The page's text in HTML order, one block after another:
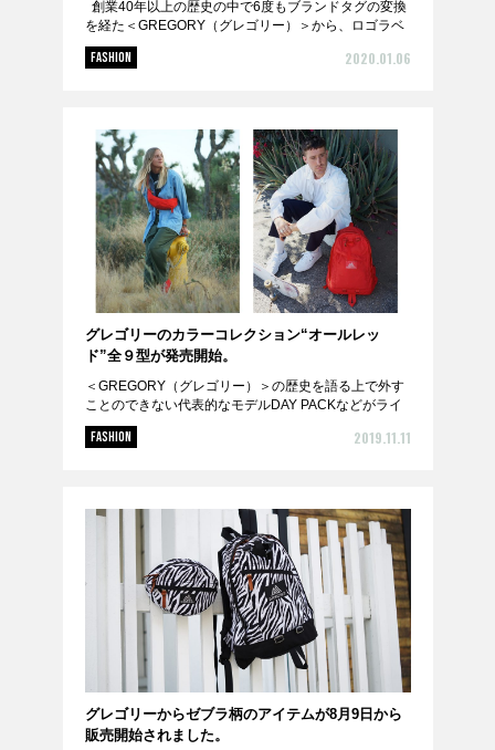
創業40年以上の歴史の中で6度もブランドタグの変換
を経た＜GREGORY（グレゴリー）＞から、ロゴラベ
ルのサイズが過去最大になった「クラシックボール
ド」コレクションが1月1日より直営店並...
FASHION 2020.01.06
グレゴリーのカラーコレクション“オールレッ
ド”全９型が発売開始。
＜GREGORY（グレゴリー）＞の歴史を語る上で外す
ことのできない代表的なモデルDAY PACKなどがライ
ンナップするクラシックシリーズより、ボディ、ジッ
パー、バックル、そしてロゴラベルまで、全て統一...
FASHION 2019.11.11
グレゴリーからゼブラ柄のアイテムが8月9日から
販売開始されました。